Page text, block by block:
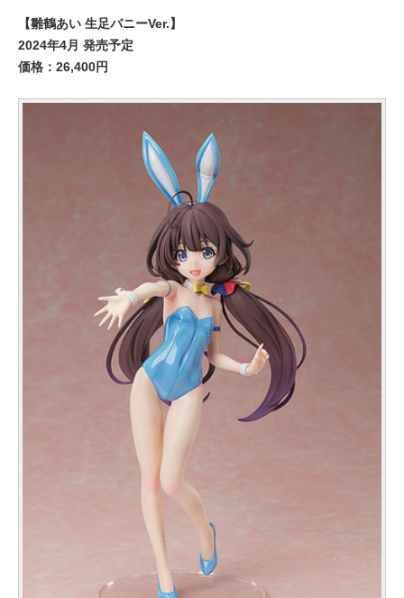
【雛鶴あい 生足バニーVer.】
2024年4月 発売予定
価格：26,400円